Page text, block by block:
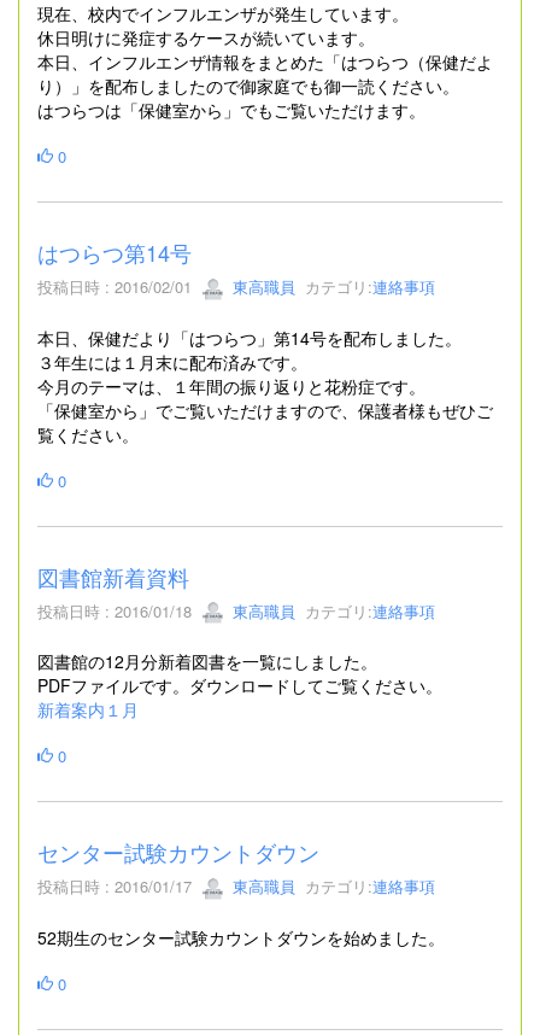
現在、校内でインフルエンザが発生しています。
休日明けに発症するケースが続いています。
本日、インフルエンザ情報をまとめた「はつらつ（保健だよ
り）」を配布しましたので御家庭でも御一読ください。
はつらつは「保健室から」でもご覧いただけます。
0
はつらつ第14号
投稿日時 : 2016/02/01 東高職員 カテゴリ:連絡事項
本日、保健だより「はつらつ」第14号を配布しました。
３年生には１月末に配布済みです。
今月のテーマは、１年間の振り返りと花粉症です。
「保健室から」でご覧いただけますので、保護者様もぜひご
覧ください。
0
図書館新着資料
投稿日時 : 2016/01/18 東高職員 カテゴリ:連絡事項
図書館の12月分新着図書を一覧にしました。
PDFファイルです。ダウンロードしてご覧ください。
新着案内１月
0
センター試験カウントダウン
投稿日時 : 2016/01/17 東高職員 カテゴリ:連絡事項
52期生のセンター試験カウントダウンを始めました。
0